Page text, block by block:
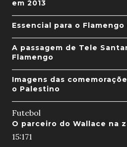
em 2013
Essencial para o Flamengo
A passagem de Tele
Flamengo
Imagens das
o Palestino
Futebol
O parceiro do Wallace na
15:171